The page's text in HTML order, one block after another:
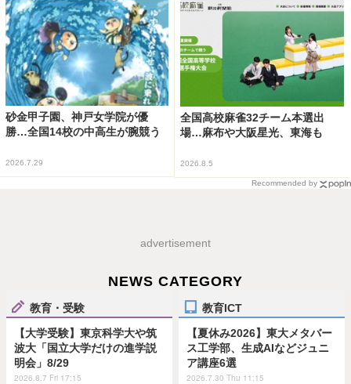
砂金甲子園、神戸女学院が優
勝…全国14校の中高生が腕競う
2026.7.29
全国高校麻雀32チーム本選出
場…麻布や大阪星光、東海も
2026.8.5
Recommended by
advertisement
NEWS CATEGORY
教育・受験
【大学受験】東京科学大や筑
波大「国立大学だけの進学説
明会」8/29
2026.8.7 Fri 17:15
教育ICT
【夏休み2026】東大メタバー
ス工学部、生成AIなどジュニ
ア講座6選
2026.7.30 Thu 11:15